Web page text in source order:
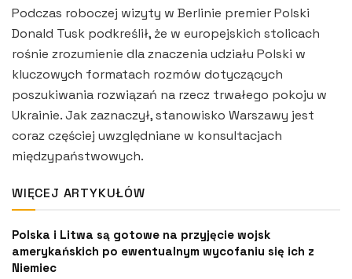
Podczas roboczej wizyty w Berlinie premier Polski
Donald Tusk podkreślił, że w europejskich stolicach
rośnie zrozumienie dla znaczenia udziału Polski w
kluczowych formatach rozmów dotyczących
poszukiwania rozwiązań na rzecz trwałego pokoju w
Ukrainie. Jak zaznaczył, stanowisko Warszawy jest
coraz częściej uwzględniane w konsultacjach
międzypaństwowych.
WIĘCEJ ARTYKUŁÓW
Polska i Litwa są gotowe na przyjęcie wojsk
amerykańskich po ewentualnym wycofaniu się ich z
Niemiec